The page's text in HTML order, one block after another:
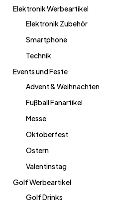
Elektronik Werbeartikel
Elektronik Zubehör
Smartphone
Technik
Events und Feste
Advent & Weihnachten
Fußball Fanartikel
Messe
Oktoberfest
Ostern
Valentinstag
Golf Werbeartikel
Golf Drinks